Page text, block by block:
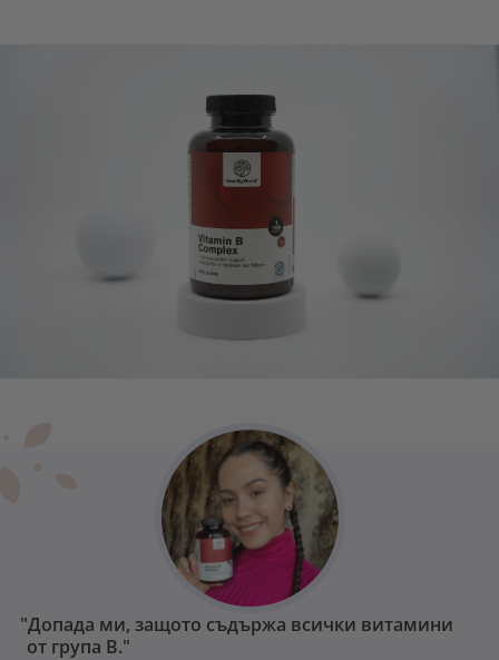
"Допада ми, защото съдържа всички витамини
от група В."